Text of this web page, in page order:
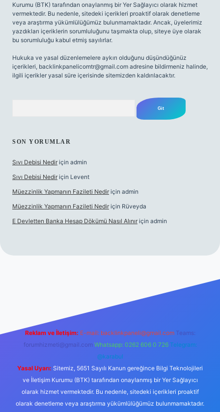
Kurumu (BTK) tarafından onaylanmış bir Yer Sağlayıcı olarak hizmet
vermektedir. Bu nedenle, sitedeki içerikleri proaktif olarak denetleme
veya araştırma yükümlülüğümüz bulunmamaktadır. Ancak, üyelerimiz
yazdıkları içeriklerin sorumluluğunu taşımakta olup, siteye üye olarak
bu sorumluluğu kabul etmiş sayılırlar.
Hukuka ve yasal düzenlemelere aykırı olduğunu düşündüğünüz
içerikleri, backlinkpanelicomtr@gmail.com adresine bildirmeniz halinde,
ilgili içerikler yasal süre içerisinde sitemizden kaldırılacaktır.
SON YORUMLAR
Sıvı Debisi Nedir için admin
Sıvı Debisi Nedir için Levent
Müezzinlik Yapmanın Fazileti Nedir için admin
Müezzinlik Yapmanın Fazileti Nedir için Rüveyda
E Devletten Banka Hesap Dökümü Nasıl Alınır için admin
Reklam ve İletişim: E-mail: backlinkpaneli@gmail.com Teams:
forumhizmeti@gmail.com Whatsapp: 0262 606 0 726 Telegram:
@karabul
Yasal Uyarı: Sitemiz, 5651 Sayılı Kanun gereğince Bilgi Teknolojileri
ve İletişim Kurumu (BTK) tarafından onaylanmış bir Yer Sağlayıcı
olarak hizmet vermektedir. Bu nedenle, sitedeki içerikleri proaktif
olarak denetleme veya araştırma yükümlülüğümüz bulunmamaktadır.